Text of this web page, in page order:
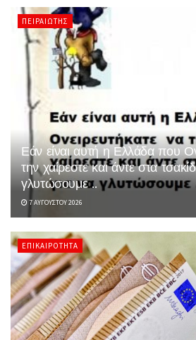
ΠΕΙΡΑΙΏΤΗΣ
Εάν είναι αυτή η Ελλάδα που
την χαίρεστε και άντε στα
γλυτώσουμε ..
7 ΑΥΓΟΎΣΤΟΥ 2026
ΕΠΙΚΑΙΡΌΤΗΤΑ